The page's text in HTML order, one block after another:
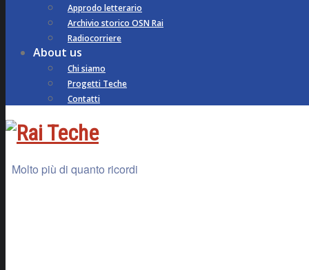
Approdo letterario
Archivio storico OSN Rai
Radiocorriere
About us
Chi siamo
Progetti Teche
Contatti
Molto più di quanto ricordi